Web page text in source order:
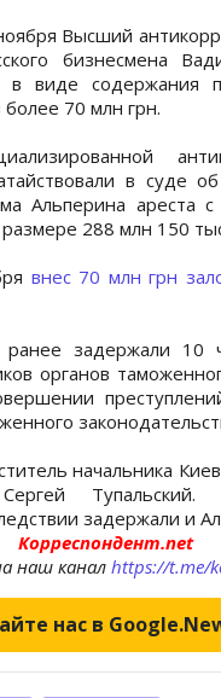
Высший
бизнесмена
в виде содержания
70 млн грн.
в суде
Альперина ареста
288 млн 150
внес 70 млн грн
задержали 10
органов
начальника
Тупальский.
задержали и
наш канал https://t.me/
нас в